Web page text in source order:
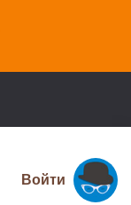
Войти